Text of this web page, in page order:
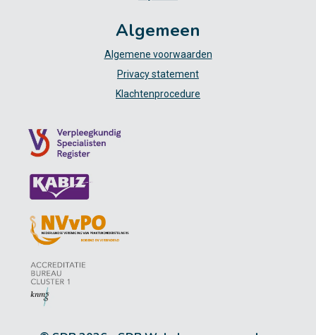
Algemeen
Algemene voorwaarden
Privacy statement
Klachtenprocedure